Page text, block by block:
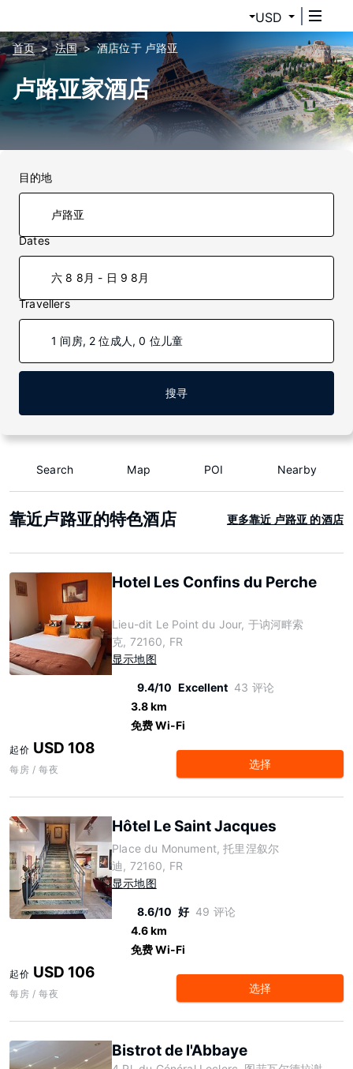
USD
首页 法国 酒店位于 卢路亚
卢路亚家酒店
目的地
Dates
六 8 8月 - 日 9 8月
Travellers
1 间房, 2 位成人, 0 位儿童
搜寻
Search Map POI Nearby
靠近卢路亚的特色酒店 更多靠近 卢路亚 的酒店
Hotel Les Confins du Perche
Lieu-dit Le Point du Jour, 于讷河畔索
克, 72160, FR
显示地图
9.4/10 Excellent 43 评论
3.8 km
免费 Wi-Fi
起价 USD 108
每房 / 每夜 选择
Hôtel Le Saint Jacques
Place du Monument, 托里涅叙尔
迪, 72160, FR
显示地图
8.6/10 好 49 评论
4.6 km
免费 Wi-Fi
起价 USD 106
每房 / 每夜 选择
Bistrot de l'Abbaye